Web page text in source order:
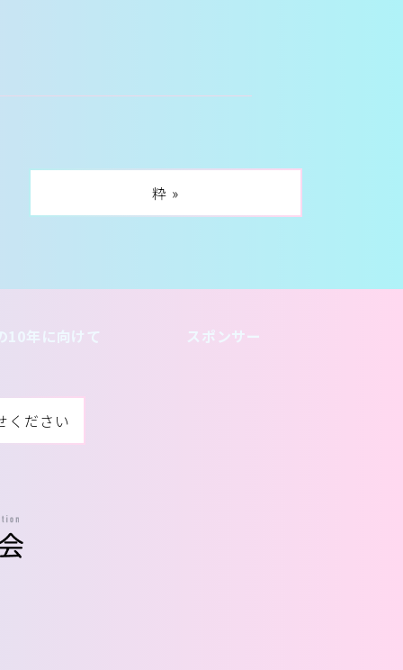
粋 »
10年に向けて スポンサー
ください